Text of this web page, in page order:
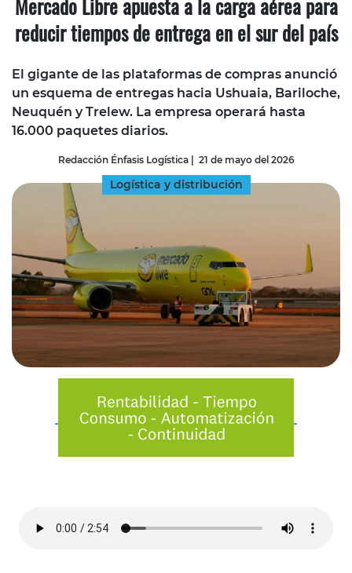
reducir tiempos de entrega en el sur del país
El gigante de las plataformas de compras anunció
un esquema de entregas hacia Ushuaia, Bariloche,
Neuquén y Trelew. La empresa operará hasta
16.000 paquetes diarios.
Redacción Énfasis Logística| 21 de mayo del 2026
Logística y distribución